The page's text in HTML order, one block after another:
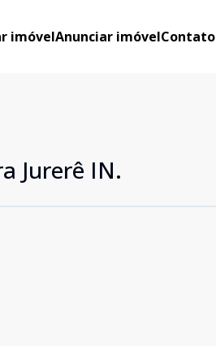
imóvelAnunciar imóvelContato
Jurerê IN.